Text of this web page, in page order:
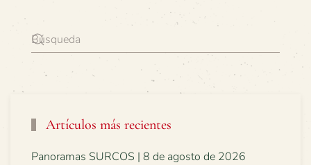
Artículos más recientes
Panoramas SURCOS | 8 de agosto de 2026